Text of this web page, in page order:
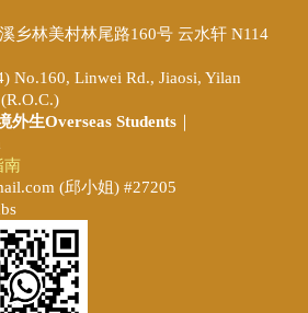
乡林美村林尾路160号 云水轩 N114
No.160, Linwei Rd., Jiaosi, Yilan
外生Overseas Students
南
(邱小姐) #27205